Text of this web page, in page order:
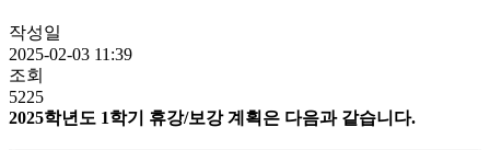
작성일
2025-02-03 11:39
조회
5225
2025학년도 1학기 휴강/보강 계획은 다음과 같습니다.